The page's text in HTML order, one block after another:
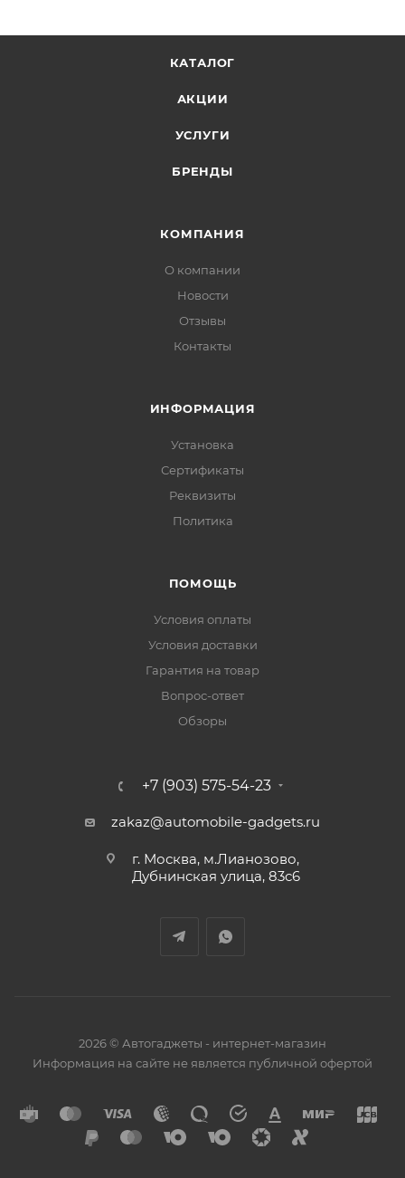
КАТАЛОГ
АКЦИИ
УСЛУГИ
БРЕНДЫ
КОМПАНИЯ
О компании
Новости
Отзывы
Контакты
ИНФОРМАЦИЯ
Установка
Сертификаты
Реквизиты
Политика
ПОМОЩЬ
Условия оплаты
Условия доставки
Гарантия на товар
Вопрос-ответ
Обзоры
+7 (903) 575-54-23
zakaz@automobile-gadgets.ru
г. Москва, м.Лианозово,
Дубнинская улица, 83с6
2026 © Автогаджеты - интернет-магазин
Информация на сайте не является публичной офертой